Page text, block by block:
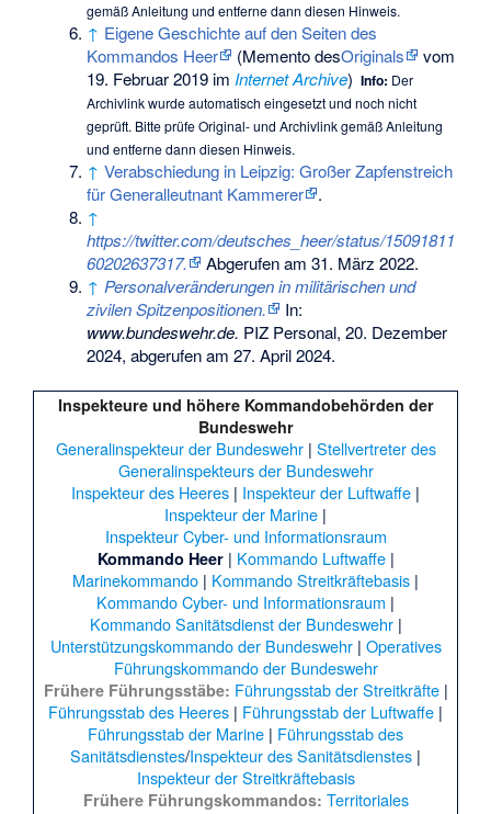
gemäßAnleitung und entferne dann diesen Hinweis.
↑ Eigene Geschichte auf den Seiten des
Kommandos Heer
(MementodesOriginals
vom
19. Februar 2019 im Internet Archive) Info: Der
Archivlink wurde automatisch eingesetzt und noch nicht
geprüft. Bitte prüfe Original- und Archivlink gemäßAnleitung
und entferne dann diesen Hinweis.
↑ Verabschiedung in Leipzig: Großer Zapfenstreich
für Generalleutnant Kammerer
.
↑
https://twitter.com/deutsches_heer/status/15091811
60202637317.
Abgerufen am 31. März 2022.
↑ Personalveränderungen in militärischen und
zivilen Spitzenpositionen.
In:
www.bundeswehr.de. PIZ Personal, 20. Dezember
2024, abgerufen am 27. April 2024.
Inspekteure und höhere Kommandobehörden der
Bundeswehr
Generalinspekteur der Bundeswehr| Stellvertreter des
Generalinspekteurs der Bundeswehr
Inspekteur des Heeres | Inspekteur der Luftwaffe |
Inspekteur der Marine |
Inspekteur Cyber- und Informationsraum
Kommando Heer| Kommando Luftwaffe|
Marinekommando | Kommando Streitkräftebasis |
Kommando Cyber- und Informationsraum |
Kommando Sanitätsdienst der Bundeswehr|
Unterstützungskommando der Bundeswehr| Operatives
Führungskommando der Bundeswehr
Frühere Führungsstäbe: Führungsstab der Streitkräfte|
Führungsstab des Heeres | Führungsstab der Luftwaffe |
Führungsstab der Marine | Führungsstab des
Sanitätsdienstes/Inspekteur des Sanitätsdienstes |
Inspekteur der Streitkräftebasis
Frühere Führungskommandos: Territoriales